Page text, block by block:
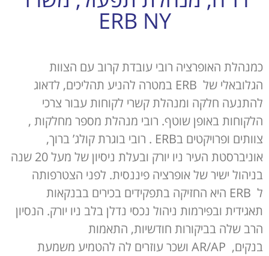
ERB NY
כמנהלת האופרציה רובי עובדת קרוב עם הצוות
הגלובאלי של ERB במטרה להניע תהליכים, לדאוג
להתנעה חלקה ומנהלת קשרי לקוחות עבור צרכי
הלקוחות באופן שוטף. רובי מנהלת מספר מחלקות ,
צוותים ופרויקטים בERB . רובי בוגרת קולג’ ברוך,
אוניברסטת העיר ניו יורק ובעלת ניסיון של מעל 20 שנה
בניהול ישיר של אופרציה פיננסית. לפני הצטרפותה
ל ERB היא החזיקה בתפקידים בכירים בבנקאות
תאגידית ובפירמות ניהול נכסי נדלן בלב ניו יורק. הנסיון
הרב שלה בביקורות חודשיות, התאמות
בנקים, AR/AP ושכר עוזרים לה להטמיע משמעת